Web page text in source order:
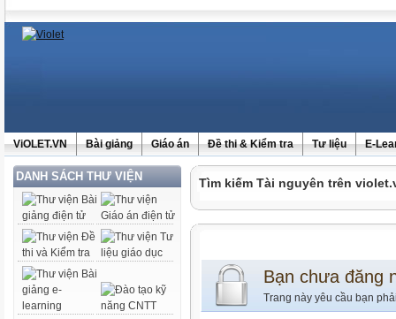
ViOLET.VN Bài giảng Giáo án Đề thi & Kiểm tra Tư liệu E-
DANH SÁCH THƯ VIỆN Tìm kiếm Tài nguyên trên
Bạn chưa đăng
Trang này yêu cầu bạn